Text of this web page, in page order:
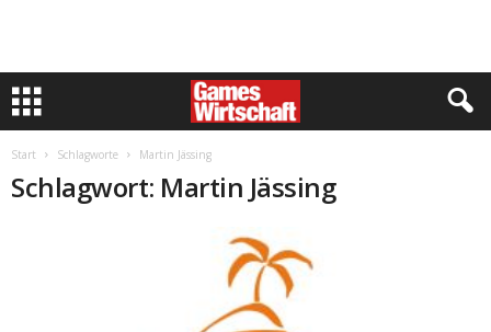
Start Schlagworte Martin Jässing
Schlagwort: Martin Jässing